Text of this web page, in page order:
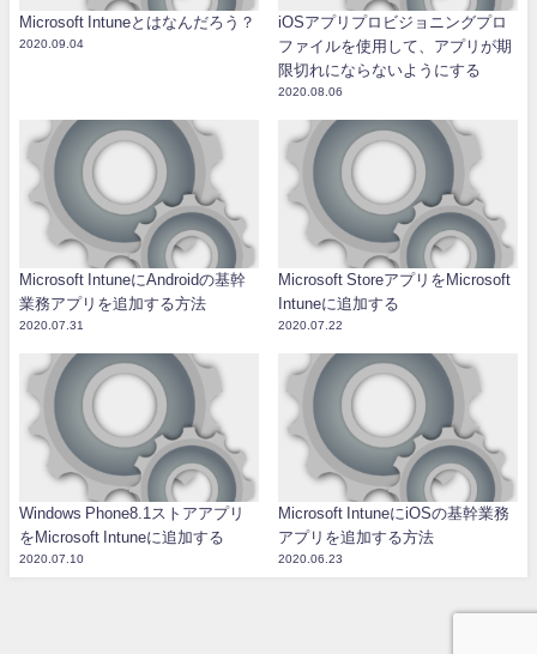
Microsoft Intuneとはなんだろう？
2020.09.04
iOSアプリプロビジョニングプロ
ファイルを使用して、アプリが期
限切れにならないようにする
2020.08.06
Microsoft IntuneにAndroidの基幹
業務アプリを追加する方法
2020.07.31
Microsoft StoreアプリをMicrosoft
Intuneに追加する
2020.07.22
Windows Phone8.1ストアアプリ
をMicrosoft Intuneに追加する
2020.07.10
Microsoft IntuneにiOSの基幹業務
アプリを追加する方法
2020.06.23